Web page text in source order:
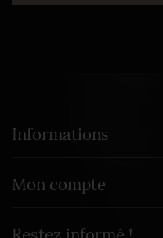
Informations
Mon compte